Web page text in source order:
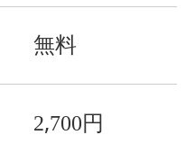
無料
2,700円